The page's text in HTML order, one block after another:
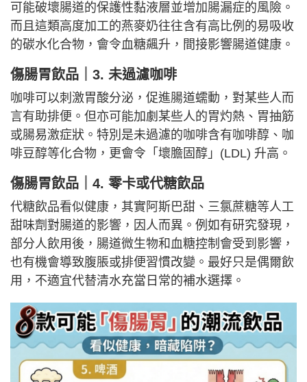
可能破壞腸道的保護性黏液層並增加腸漏症的風險。
而且這類高度加工的燕麥奶往往含有高比例的易吸收
的碳水化合物，會令血糖飆升，間接影響腸道健康。
傷腸胃飲品｜3. 未過濾咖啡
咖啡可以刺激胃酸分泌，促進腸道蠕動，對某些人而
言有助排便。但亦可能加劇某些人的胃灼熱、胃抽筋
或腸易激症狀。特別是未過濾的咖啡含有咖啡醇、咖
啡豆醇等化合物，更會令「壞膽固醇」(LDL) 升高。
傷腸胃飲品｜4. 零卡或代糖飲品
代糖飲品看似健康，其實阿斯巴甜、三氯蔗糖等人工
甜味劑對腸道的影響，因人而異。例如有研究發現，
部分人飲用後，腸道微生物和血糖控制會受到影響，
也有機會導致腹脹或排便習慣改變。最好只是偶爾飲
用，不適宜代替清水充當日常的補水選擇。